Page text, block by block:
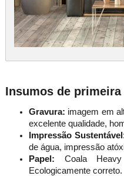
Insumos de
Gravura: imagem em
excelente qualidade,
Impressão
de água, impressão
Papel: Coala
Ecologicamente correto.